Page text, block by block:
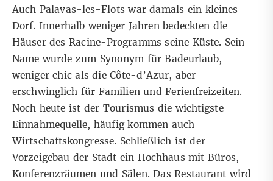
Auch Palavas-les-Flots war damals ein kleines
Dorf. Innerhalb weniger Jahren bedeckten die
Häuser des Racine-Programms seine Küste. Sein
Name wurde zum Synonym für Badeurlaub,
weniger chic als die Côte-d’Azur, aber
erschwinglich für Familien und Ferienfreizeiten.
Noch heute ist der Tourismus die wichtigste
Einnahmequelle, häufig kommen auch
Wirtschaftskongresse. Schließlich ist der
Vorzeigebau der Stadt ein Hochhaus mit Büros,
Konferenzräumen und Sälen. Das Restaurant wird